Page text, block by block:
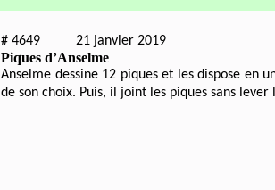
# 4649 21 janvier 2019
Piques d’Anselme
Anselme dessine 12 piques et les dispose en
de son choix. Puis, il joint les piques sans